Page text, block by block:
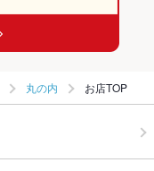
丸の内 お店TOP